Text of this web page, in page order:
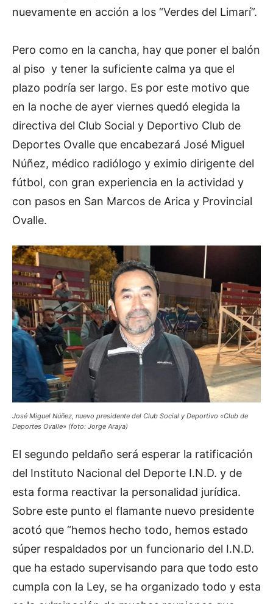
nuevamente en acción a los “Verdes del Limarí”.
Pero como en la cancha, hay que poner el balón
al piso y tener la suficiente calma ya que el
plazo podría ser largo. Es por este motivo que
en la noche de ayer viernes quedó elegida la
directiva del Club Social y Deportivo Club de
Deportes Ovalle que encabezará José Miguel
Núñez, médico radiólogo y eximio dirigente del
fútbol, con gran experiencia en la actividad y
con pasos en San Marcos de Arica y Provincial
Ovalle.
José Miguel Núñez, nuevo presidente del Club Social y Deportivo «Club de
Deportes Ovalle» (foto: Jorge Araya)
El segundo peldaño será esperar la ratificación
del Instituto Nacional del Deporte I.N.D. y de
esta forma reactivar la personalidad jurídica.
Sobre este punto el flamante nuevo presidente
acotó que “hemos hecho todo, hemos estado
súper respaldados por un funcionario del I.N.D.
que ha estado supervisando para que todo esto
cumpla con la Ley, se ha organizado todo y esta